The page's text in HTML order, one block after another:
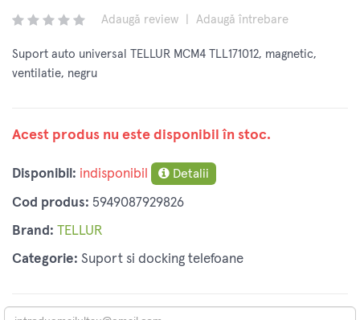
Adaugă review Adaugă întrebare
Suport auto universal TELLUR MCM4 TLL171012, magnetic,
ventilatie, negru
Acest produs nu este disponibil în stoc.
Disponibil: indisponibil Detalii
Cod produs: 5949087929826
Brand: TELLUR
Categorie: Suport si docking telefoane